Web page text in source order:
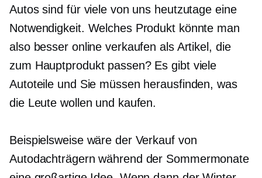
Autos sind für viele von uns heutzutage eine
Notwendigkeit. Welches Produkt könnte man
also besser online verkaufen als Artikel, die
zum Hauptprodukt passen? Es gibt viele
Autoteile und Sie müssen herausfinden, was
die Leute wollen und kaufen.
Beispielsweise wäre der Verkauf von
Autodachträgern während der Sommermonate